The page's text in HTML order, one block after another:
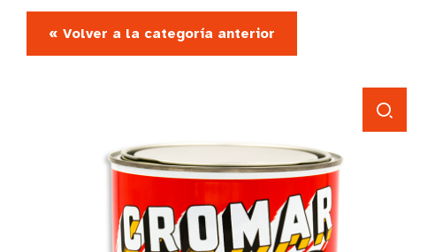
« Volver a la categoría anterior